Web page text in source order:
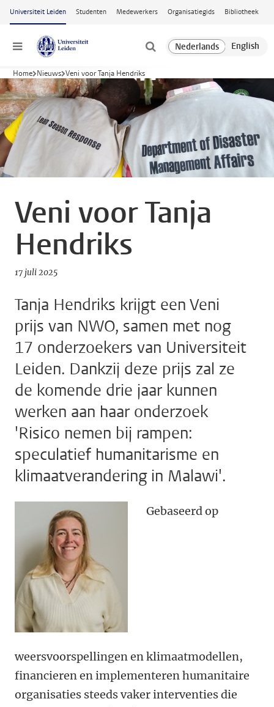
Ga naar hoofdinhoud
Universiteit Leiden Studenten Medewerkers Organisatiegids Bibliotheek
Menu
Home Nieuws Veni voor Tanja Hendriks
Veni voor Tanja
Hendriks
17 juli 2025
Tanja Hendriks krijgt een Veni
prijs van NWO, samen met nog
17 onderzoekers van Universiteit
Leiden. Dankzij deze prijs zal ze
de komende drie jaar kunnen
werken aan haar onderzoek
'Risico nemen bij rampen:
speculatief humanitarisme en
klimaatverandering in Malawi'.
Gebaseerd op
weersvoorspellingen en klimaatmodellen,
financieren en implementeren humanitaire
organisaties steeds vaker interventies die